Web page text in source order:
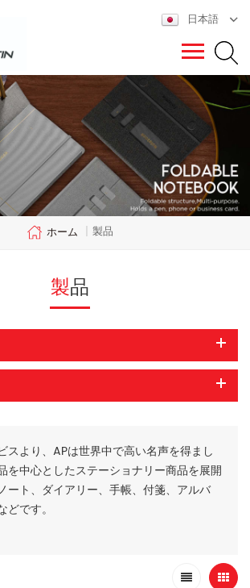
日本語
ホーム | 製品
製品
スより、APは世界中で高い名声を得まし
を中心としたステーショナリー商品を展開
ート、ダイアリー、手帳、付箋、アルバ
です。